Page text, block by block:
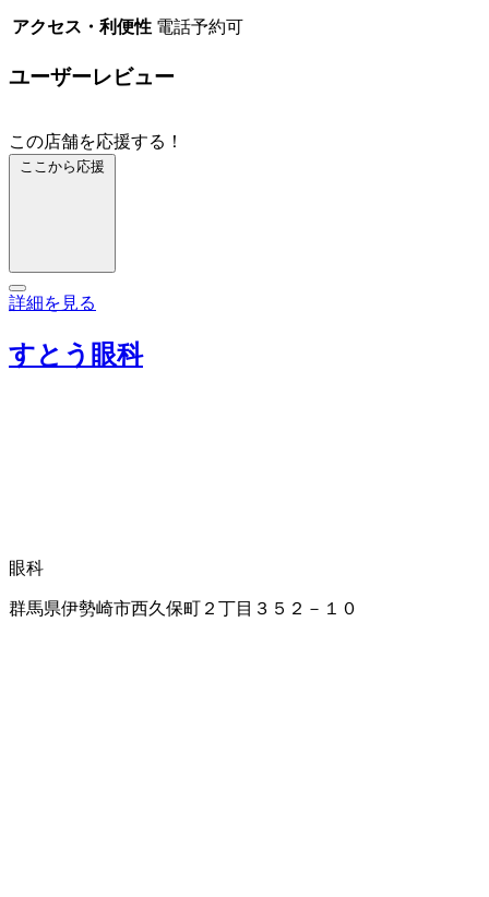
アクセス・利便性 電話予約可
ユーザーレビュー
この店舗を応援する！
ここから応援
詳細を見る
すとう眼科
眼科
群馬県伊勢崎市西久保町２丁目３５２－１０